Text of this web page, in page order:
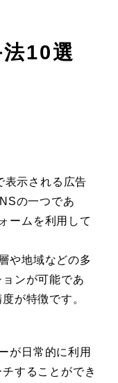
10選
示される広告
の一つであ
ームを利用して
や地域などの多
ンが可能であ
が特徴です。
が日常的に利用
することができ